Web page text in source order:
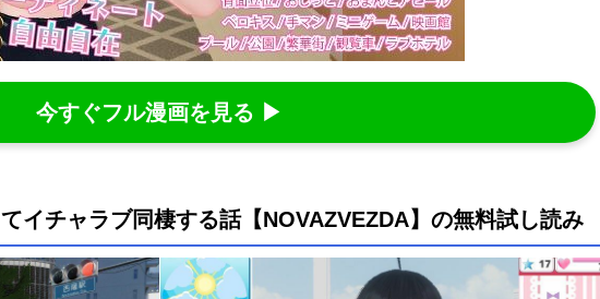
今すぐフル漫画を見る ▶
イチャラブ同棲する話【NOVAZVEZDA】の無料試し読み